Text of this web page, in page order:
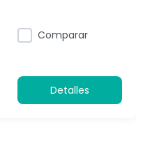
Comparar
Detalles